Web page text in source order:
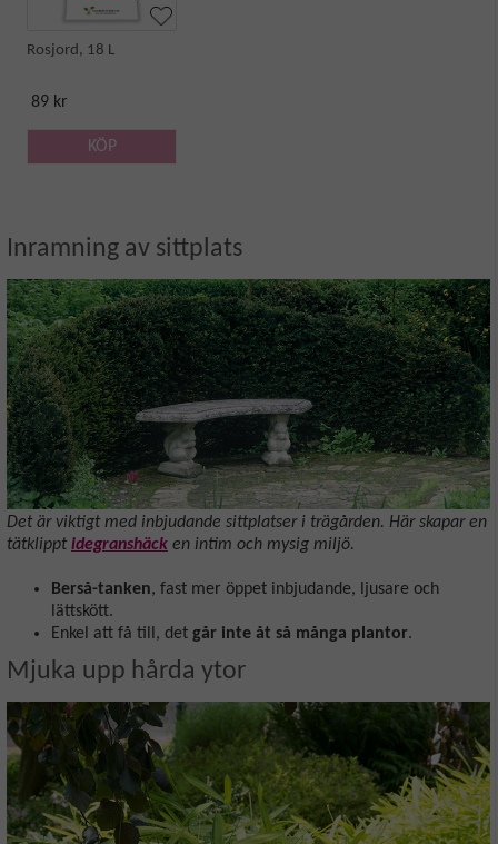
Rosjord, 18 L
89 kr
KÖP
Inramning av sittplats
Det är viktigt med inbjudande sittplatser i trägården. Här skapar en
tätklipptidegranshäck en intim och mysig miljö.
Berså-tanken, fast mer öppet inbjudande, ljusare och
lättskött.
Enkel att få till, det går inte åt så många plantor.
Mjuka upp hårda ytor